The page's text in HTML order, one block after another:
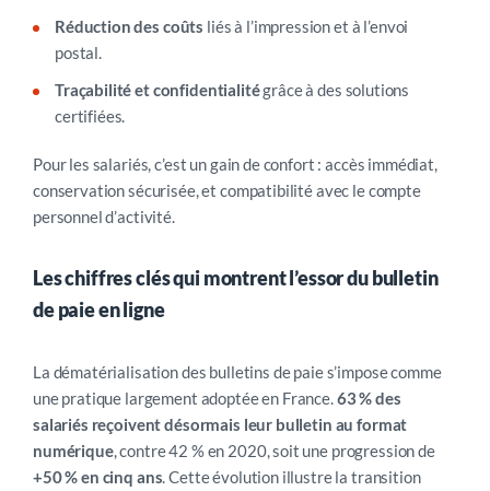
Réduction des coûts liés à l’impression et à l’envoi
postal.
Traçabilité et confidentialitégrâce à des solutions
certifiées.
Pour les salariés, c’est un gain de confort : accès immédiat,
conservation sécurisée, et compatibilité avec le compte
personnel d’activité.
Les chiffres clés qui montrent l’essor du bulletin
de paie en ligne
La dématérialisation des bulletins de paie s’impose comme
une pratique largement adoptée en France. 63 % des
salariés reçoivent désormais leur bulletin au format
numérique, contre 42 % en 2020, soit une progression de
+50 % en cinq ans . Cette évolution illustre la transition